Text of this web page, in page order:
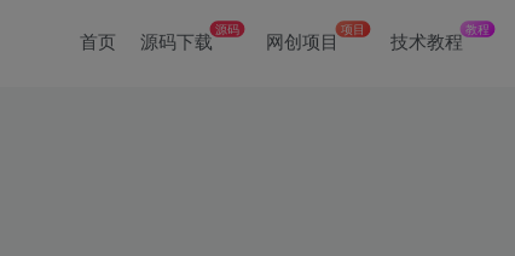
首页 源码下载源码 网创项目项目 技术教程教程